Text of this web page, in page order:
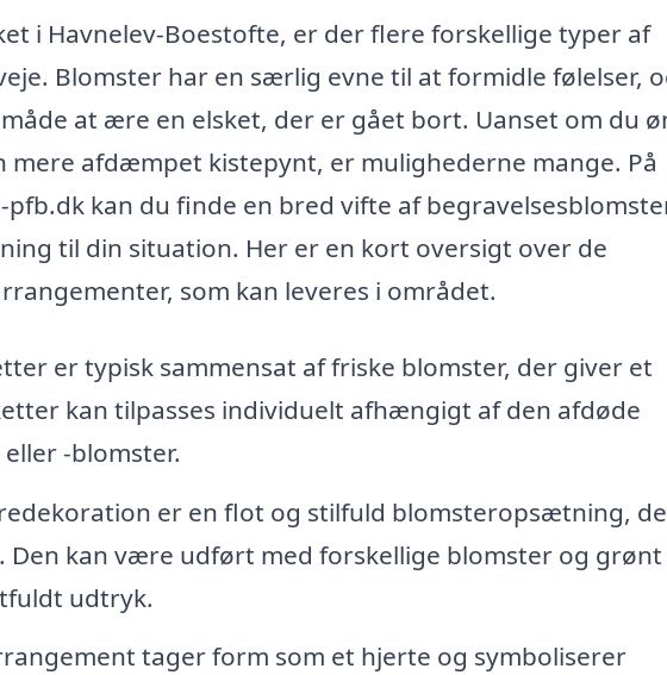
i Havnelev-Boestofte, er der flere forskellige typer af
Blomster har en særlig evne til at formidle følelser,
at ære en elsket, der er gået bort. Uanset om du
mere afdæmpet kistepynt, er mulighederne mange. På
kan du finde en bred vifte af
til din situation. Her er en kort oversigt over de
som kan leveres i området.
er typisk sammensat af friske blomster, der giver et
kan tilpasses individuelt afhængigt af den afdøde
-blomster.
er en flot og stilfuld blomsteropsætning,
Den kan være udført med forskellige blomster og
udtryk.
tager form som et hjerte og symboliserer